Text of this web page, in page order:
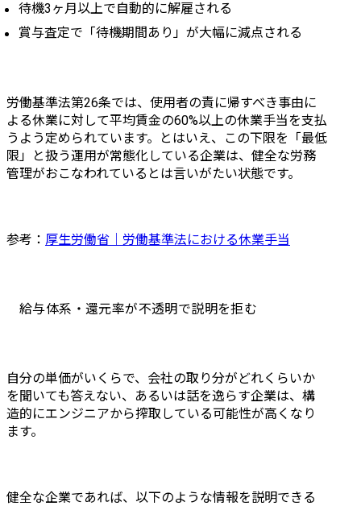
待機3ヶ月以上で自動的に解雇される
賞与査定で「待機期間あり」が大幅に減点される
労働基準法第26条では、使用者の責に帰すべき事由に
よる休業に対して平均賃金の60%以上の休業手当を支払
うよう定められています。とはいえ、この下限を「最低
限」と扱う運用が常態化している企業は、健全な労務
管理がおこなわれているとは言いがたい状態です。
参考： 厚生労働省｜労働基準法における休業手当
給与体系・還元率が不透明で説明を拒む
自分の単価がいくらで、会社の取り分がどれくらいか
を聞いても答えない、あるいは話を逸らす企業は、構
造的にエンジニアから搾取している可能性が高くなり
ます。
健全な企業であれば、以下のような情報を説明できる